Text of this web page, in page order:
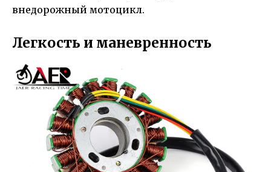
внедорожный мотоцикл.
Легкость и маневренность